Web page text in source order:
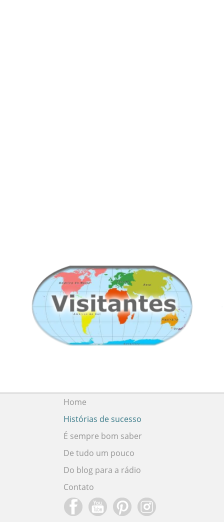
Home
Histórias de sucesso
É sempre bom saber
De tudo um pouco
Do blog para a rádio
Contato